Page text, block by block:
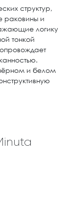
структур,
раковины и
логику
тонкой
и белом